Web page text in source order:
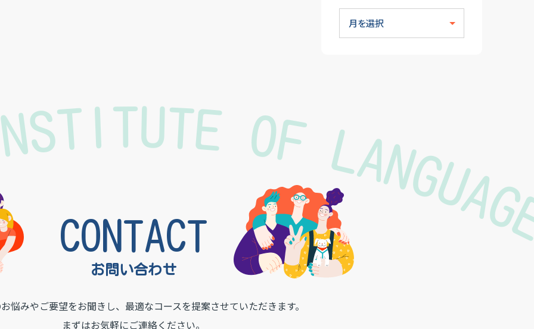
OF
お問い合わせ
CONTACT
悩みやご要望をお聞きし、 最適なコースを提案させていただきます。
まずはお気軽にご連絡ください。